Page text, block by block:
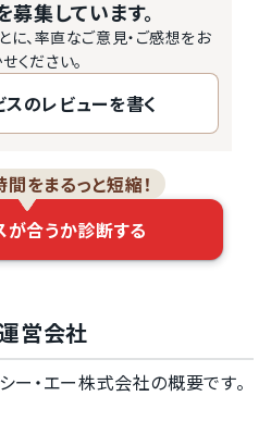
り、各種機能のカスタマイズ対
す。
版では、それぞ…
募集しています。
、率直なご意見・ご感想をお
ください。
スのレビューを書く
をまるっと短縮！
が合うか診断する
営会社
ー・エー株式会社の概要です。